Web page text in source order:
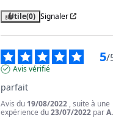
Utile(0) Signaler
5/
Avis vérifié
parfait
Avis du 19/08/2022 , suite à une
expérience du23/07/2022 par